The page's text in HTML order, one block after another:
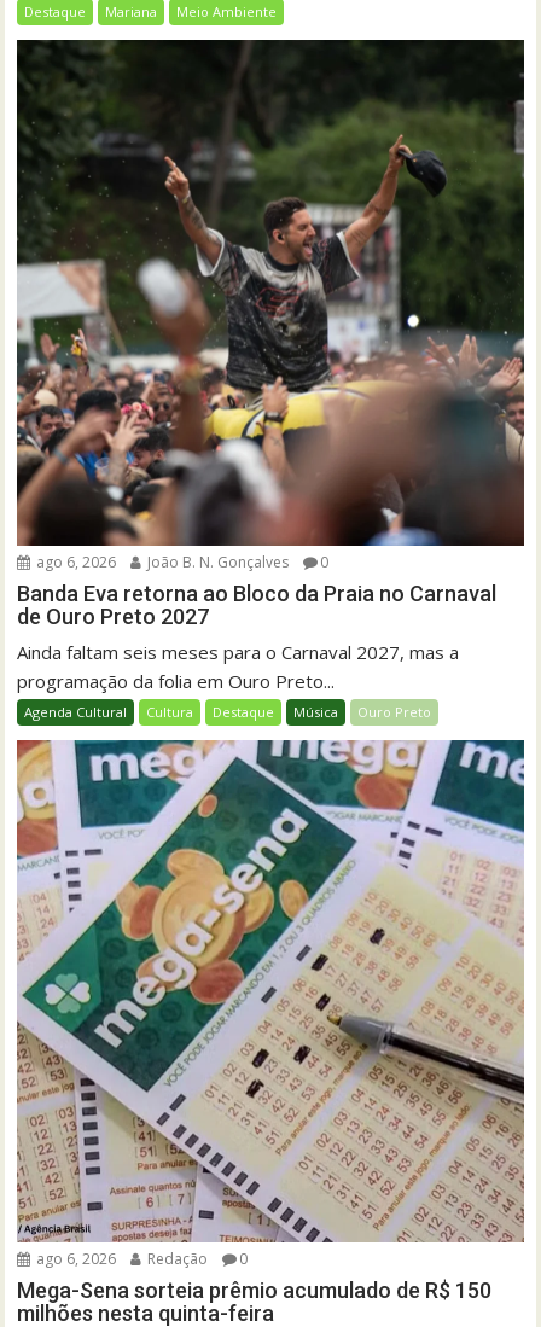
Destaque Mariana Meio Ambiente
ago 6, 2026 João B. N. Gonçalves 0
Banda Eva retorna ao Bloco da Praia no Carnaval
de Ouro Preto 2027
Ainda faltam seis meses para o Carnaval 2027, mas a
programação da folia em Ouro Preto...
Agenda Cultural Cultura Destaque Música Ouro Preto
ago 6, 2026 Redação 0
Mega-Sena sorteia prêmio acumulado de R$ 150
milhões nesta quinta-feira